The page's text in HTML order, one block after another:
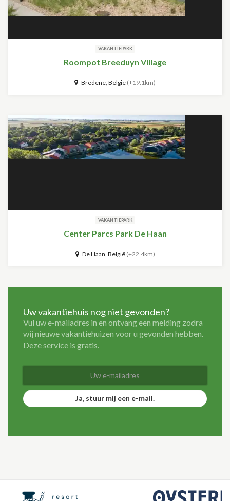
VAKANTIEPARK
Roompot Breeduyn Village
Bredene, België (+19.1km)
VAKANTIEPARK
Center Parcs Park De Haan
De Haan, België (+22.4km)
Uw vakantiehuis nog niet gevonden?
Vul uw e-mailadres in en ontvang een melding zodra
wij nieuwe vakantiehuizen voor u gevonden hebben.
Deze service is gratis.
Ja, stuur mij een e-mail.